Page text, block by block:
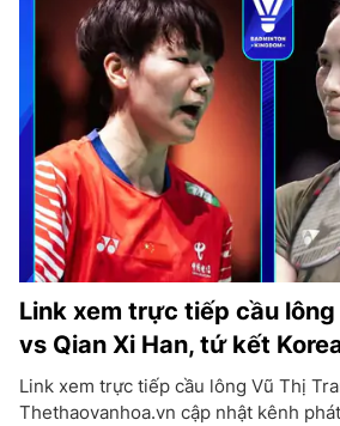
Link xem trực tiếp cầu lông
vs Qian Xi Han, tứ kết
Link xem trực tiếp cầu lông Vũ Thị
Thethaovanhoa.vn cập nhật kênh